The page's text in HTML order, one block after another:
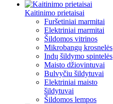
Kaitinimo prietaisai
Furšetiniai marmitai
Elektriniai marmitai
Šildomos vitrinos
Mikrobangų krosnelės
Indų šildymo spintelės
Maisto džiovintuvai
Bulvyčiu šildytuvai
Elektriniai maisto
šildytuvai
Šildomos lempos